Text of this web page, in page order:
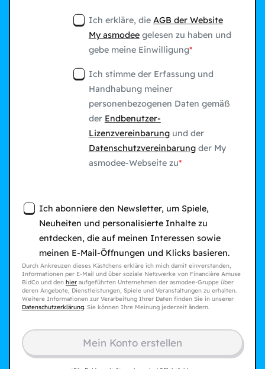
Ich erkläre, die AGB der Website
My asmodeegelesen zu haben und
gebe meine Einwilligung
Ich stimme der Erfassung und
Handhabung meiner
personenbezogenen Daten gemäß
der Endbenutzer-
Lizenzvereinbarungund der
Datenschutzvereinbarungder My
asmodee-Webseite zu
Ich abonniere den Newsletter, um Spiele,
Neuheiten und personalisierte Inhalte zu
entdecken, die auf meinen Interessen sowie
meinen E-Mail-Öffnungen und Klicks basieren.
Durch Ankreuzen dieses Kästchens erkläre ich mich damit einverstanden,
Informationen per E-Mail und über soziale Netzwerke von Financière Amuse
BidCo und den hier aufgeführten Unternehmen der asmodee-Gruppe über
deren Angebote, Dienstleistungen, Spiele und Veranstaltungen zu erhalten.
Weitere Informationen zur Verarbeitung Ihrer Daten finden Sie in unserer
Datenschutzerklärung. Sie können Ihre Meinung jederzeit ändern.
Mein Konto erstellen​